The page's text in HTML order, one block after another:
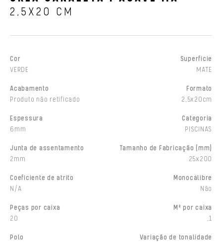
2,5X20 CM
Cor
VERDE
Superfície
MATE
Acabamento
Produto não retificado
Formato
2,5x20cm
Espessura
6mm
Categoria
PISCINAS
Junta de assentamento
2mm
Tamanho de Fabricação (mm)
25x200
Coeficiente de atrito
N/A
Monocálibre
Não
Peças por caixa
20
M² por caixa
,1
Polo
Variação de tonalidade